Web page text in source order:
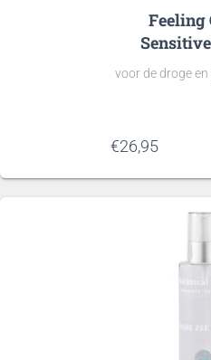
Feeling
voor de droge
€26,95